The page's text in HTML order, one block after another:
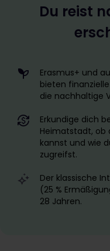
Du reist
Erasmus+ und
bieten
die nachhaltige
Erkundige dich
Heimatstadt, ob
kannst und wie
zugreifst.
Der klassische
(25 %
28 Jahren.